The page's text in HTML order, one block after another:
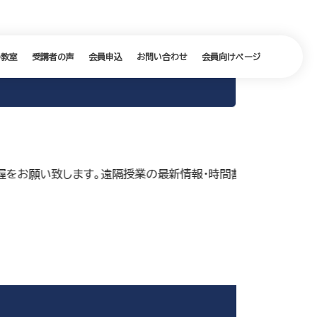
室 受講者の声 会員申込 お問い合わせ 会員向けページ
願い致します。遠隔授業の最新情報・時間割は会員向けペ